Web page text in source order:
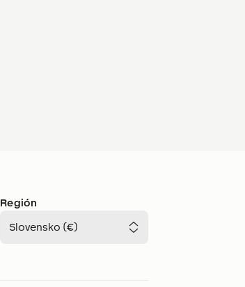
Región
Slovensko (€)